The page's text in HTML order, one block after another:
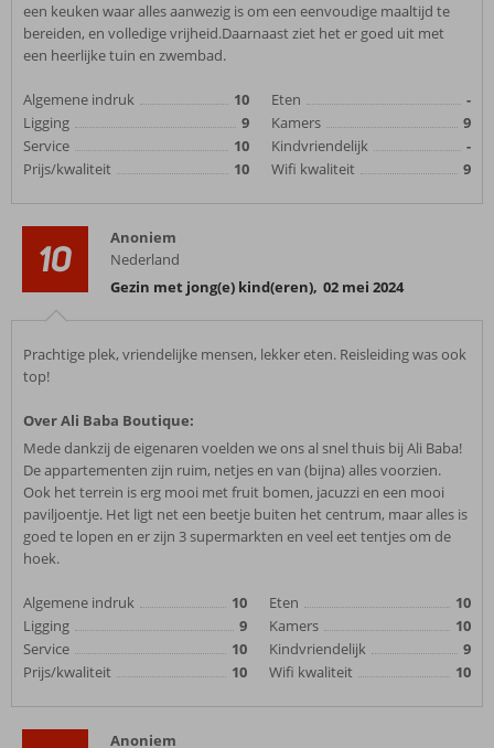
een keuken waar alles aanwezig is om een eenvoudige maaltijd te
bereiden, en volledige vrijheid.Daarnaast ziet het er goed uit met
een heerlijke tuin en zwembad.
Algemene indruk
10
Ligging
9
Service
10
Prijs/kwaliteit
10
Eten
-
Kamers
9
Kindvriendelijk
-
Wifi kwaliteit
9
10
Anoniem
Nederland
Gezin met jong(e) kind(eren), 02 mei 2024
Prachtige plek, vriendelijke mensen, lekker eten. Reisleiding was ook
top!
Over Ali Baba Boutique:
Mede dankzij de eigenaren voelden we ons al snel thuis bij Ali Baba!
De appartementen zijn ruim, netjes en van (bijna) alles voorzien.
Ook het terrein is erg mooi met fruit bomen, jacuzzi en een mooi
paviljoentje. Het ligt net een beetje buiten het centrum, maar alles is
goed te lopen en er zijn 3 supermarkten en veel eet tentjes om de
hoek.
Algemene indruk
10
Ligging
9
Service
10
Prijs/kwaliteit
10
Eten
10
Kamers
10
Kindvriendelijk
9
Wifi kwaliteit
10
Anoniem